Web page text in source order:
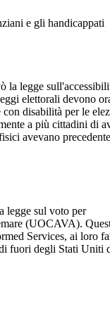
e gli handicappati
la legge
elettorali devono
con disabilità per le
a più cittadini di
avevano
legge sul voto per
(UOCAVA).
Services, ai loro
fuori degli Stati Uniti